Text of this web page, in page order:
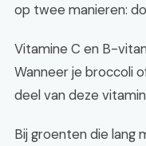
op twee manieren:
Vitamine C en B-
Wanneer je broccoli
deel van deze
Bij groenten die lang